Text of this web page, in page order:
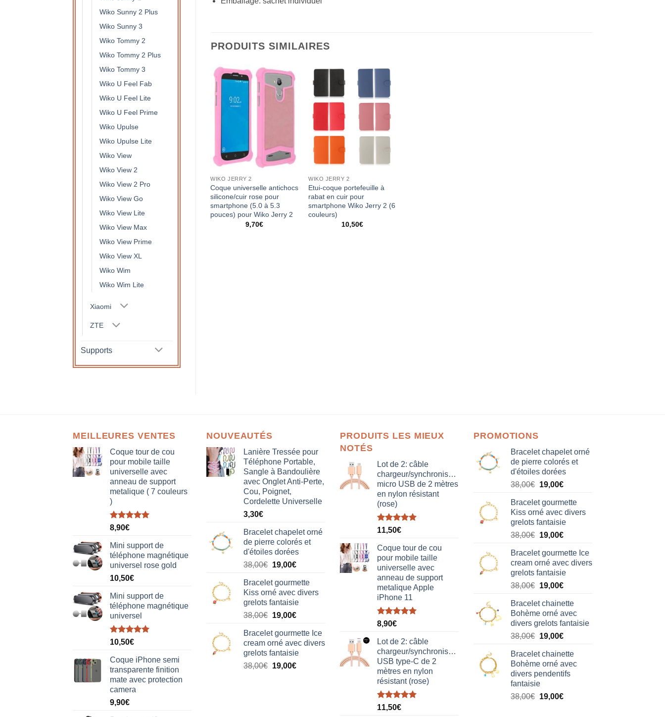
Wiko Sunny 2 Plus
Wiko Sunny 3
Wiko Tommy 2
Wiko Tommy 2 Plus
Wiko Tommy 3
Wiko U Feel Fab
Wiko U Feel Lite
Wiko U Feel Prime
Wiko Upulse
Wiko Upulse Lite
Wiko View
Wiko View 2
Wiko View 2 Pro
Wiko View Go
Wiko View Lite
Wiko View Max
Wiko View Prime
Wiko View XL
Wiko Wim
Wiko Wim Lite
Xiaomi
ZTE
Supports
PRODUITS SIMILAIRES
WIKO JERRY 2
Coque universelle antichocs
silicone/cuir rose pour
smartphone (5.0 à 5.3
pouces) pour Wiko Jerry 2
9,70€
WIKO JERRY 2
Etui-coque portefeuille à
rabat en cuir pour
smartphone Wiko Jerry 2 (6
couleurs)
10,50€
MEILLEURES VENTES
Coque tour de cou
pour mobile taille
universelle avec
anneau de support
metalique ( 7 couleurs
)
Note5.00
8,90€
Mini support de
téléphone magnétique
universel rose gold
10,50€
Mini support de
téléphone magnétique
universel
Note5.00
10,50€
Coque iPhone semi
transparente finition
mate avec protection
camera
9,90€
NOUVEAUTÉS
Lanière Tressée pour
Téléphone Portable,
Sangle à Bandoulière
avec Onglet Anti-Perte,
Cou, Poignet,
Cordelette Universelle
3,30€
Bracelet chapelet orné
de pierre colorés et
d'étoiles dorées
38,00€ Le
initial
était :
38,00€.
19,00€Le
actuel
est :
19,00€.
Bracelet gourmette
Kiss orné avec divers
grelots fantaisie
38,00€ Le
initial
était :
38,00€.
19,00€Le
actuel
est :
19,00€.
Bracelet gourmette Ice
cream orné avec divers
grelots fantaisie
38,00€ Le
19,00€Le
PRODUITS LES MIEUX
NOTÉS
Lot de 2: câble
chargeur/synchronisation
micro USB de 2 mètres
en nylon résistant
(rose)
Note5.00
11,50€
Coque tour de cou
pour mobile taille
universelle avec
anneau de support
metalique Apple
iPhone 11
Note5.00
8,90€
Lot de 2: câble
chargeur/synchronisation
USB type-C de 2
mètres en nylon
résistant (rose)
Note5.00
11,50€
PROMOTIONS
Bracelet chapelet orné
de pierre colorés et
d'étoiles dorées
38,00€ Le
initial
était :
38,00€.
19,00€Le
actuel
est :
19,00€.
Bracelet gourmette
Kiss orné avec divers
grelots fantaisie
38,00€ Le
initial
était :
38,00€.
19,00€Le
actuel
est :
19,00€.
Bracelet gourmette Ice
cream orné avec divers
grelots fantaisie
38,00€ Le
initial
était :
38,00€.
19,00€Le
actuel
est :
19,00€.
Bracelet chainette
Bohème orné avec
divers grelots fantaisie
38,00€ Le
initial
était :
38,00€.
19,00€Le
actuel
est :
19,00€.
Bracelet chainette
Bohème orné avec
divers pendentifs
fantaisie
38,00€ Le
19,00€Le